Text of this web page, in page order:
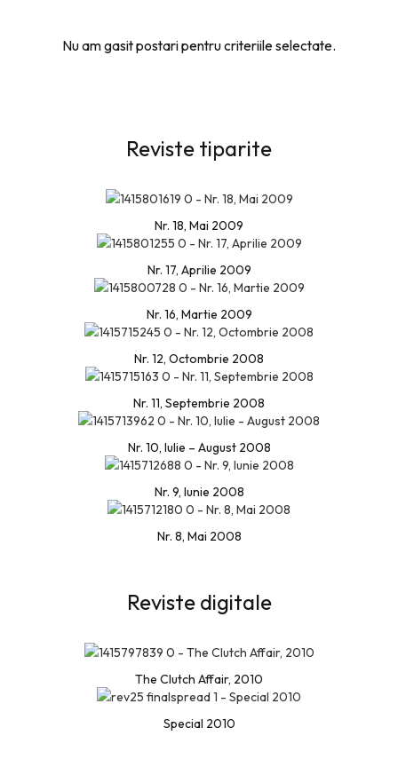
Nu am gasit postari pentru criteriile selectate.
Reviste tiparite
Nr. 18, Mai 2009
Nr. 17, Aprilie 2009
Nr. 16, Martie 2009
Nr. 12, Octombrie 2008
Nr. 11, Septembrie 2008
Nr. 10, Iulie – August 2008
Nr. 9, Iunie 2008
Nr. 8, Mai 2008
Reviste digitale
The Clutch Affair, 2010
Special 2010